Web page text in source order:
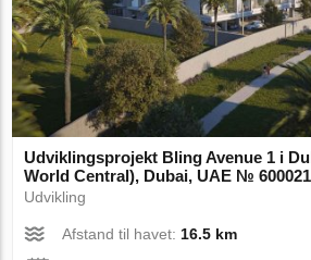
Udviklingsprojekt Bling Avenue 1 i
World Central), Dubai, UAE № 600021
Udvikling
Afstand til havet: 16.5 km